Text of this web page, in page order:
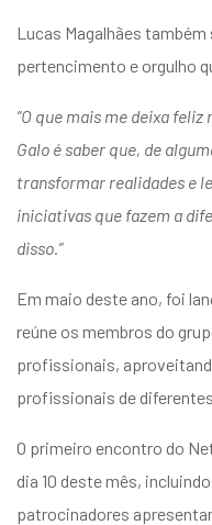
Lucas Magalhães
pertencimento e orgulho
“O que mais me deixa
Galo é saber que, de
transformar realidades e
iniciativas que fazem a
disso.”
Em maio deste ano, foi
reúne os membros do
profissionais,
profissionais de
O primeiro encontro do
dia 10 deste mês,
patrocinadores